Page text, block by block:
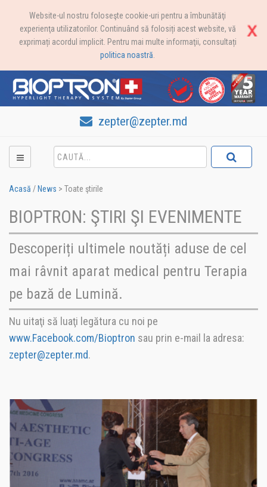
Website-ul nostru foloseşte cookie-uri pentru a îmbunătăţi
experienţa utilizatorilor. Continuând să folosiți acest website, vă
exprimați acordul implicit. Pentru mai multe informaţii, consultați
politica noastră
zepter@zepter.md
Acasă / News > Toate ştirile
BIOPTRON: ŞTIRI ŞI EVENIMENTE
Descoperiți ultimele noutăți aduse de cel
mai râvnit aparat medical pentru Terapia
pe bază de Lumină.
Nu uitaţi să luaţi legătura cu noi pe
www.Facebook.com/Bioptron sau prin e-mail la adresa:
zepter@zepter.md.